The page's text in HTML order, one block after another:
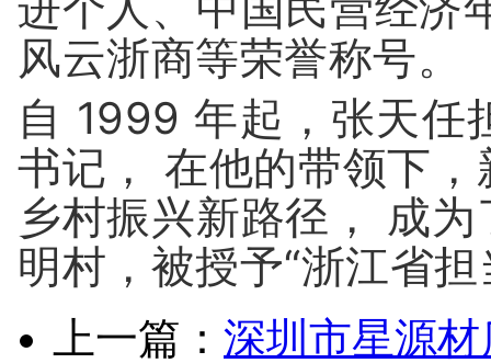
风云浙商等荣誉称号。
自 1999 年起，张天任
书记， 在他的带领下
乡村振兴新路径， 成
明村，被授予“浙江省
上一篇： 深圳市星源